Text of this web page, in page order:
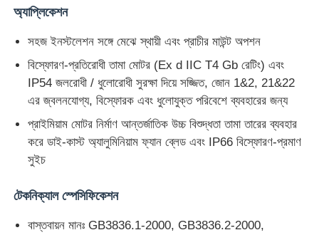
অ্যাপ্লিকেশন
সহজ ইনস্টলেশন সঙ্গে মেঝে স্থায়ী এবং প্রাচীর মাউন্ট অপশন
বিস্ফোরণ-প্রতিরোধী তামা মোটর (Ex d IIC T4 Gb রেটিং) এবং
IP54 জলরোধী / ধুলোরোধী সুরক্ষা দিয়ে সজ্জিত, জোন 1&2, 21&22
এর জ্বলনযোগ্য, বিস্ফোরক এবং ধুলোযুক্ত পরিবেশে ব্যবহারের জন্য
প্রাইমিয়াম মোটর নির্মাণ আন্তর্জাতিক উচ্চ বিশুদ্ধতা তামা তারের ব্যবহার
করে ডাই-কাস্ট অ্যালুমিনিয়াম ফ্যান ব্লেড এবং IP66 বিস্ফোরণ-প্রমাণ
সুইচ
টেকনিক্যাল স্পেসিফিকেশন
বাস্তবায়ন মানঃ GB3836.1-2000, GB3836.2-2000,